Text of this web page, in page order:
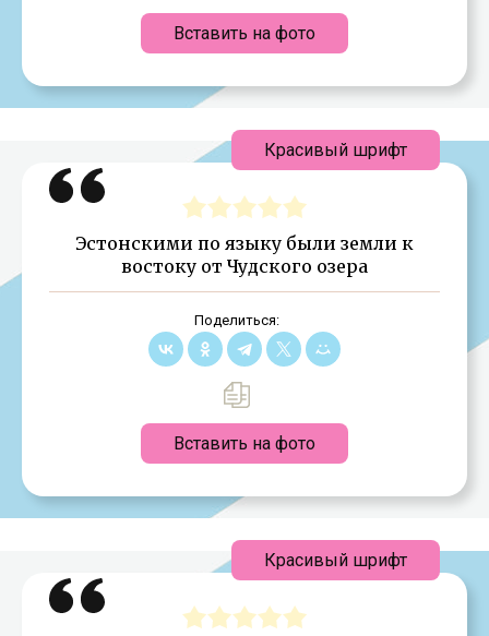
Вставить на фото
Эстонскими по языку были земли к
востоку от Чудского озера
Поделиться:
Вставить на фото
Красивый шрифт
Красивый шрифт